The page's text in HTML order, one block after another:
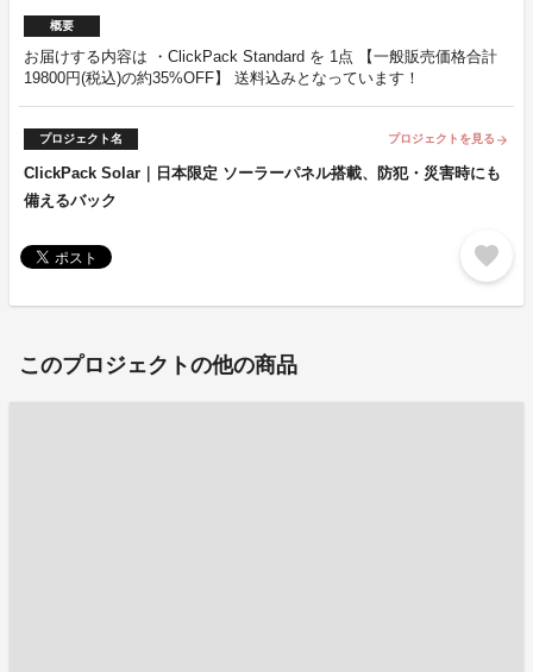
概要
お届けする内容は ・ClickPack Standard を 1点 【一般販売価格合計
19800円(税込)の約35%OFF】 送料込みとなっています！
プロジェクト名 プロジェクトを見る arrow_forward
ClickPack Solar｜日本限定 ソーラーパネル搭載、防犯・災害時にも
備えるバック
favorite
このプロジェクトの他の商品